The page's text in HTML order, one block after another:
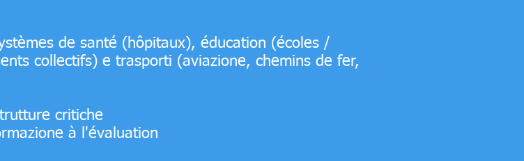
de santé (hôpitaux), éducation (écoles /
collectifs) e trasporti (aviazione, chemins de fer,
critiche
à l'évaluation